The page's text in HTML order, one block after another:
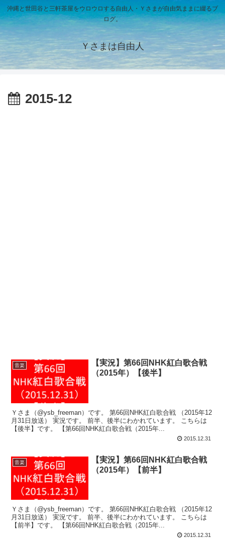
沖縄と世田谷と三軒茶屋をウロウロする自由人・Ｙさまが自由気ままに綴るブ
ログ。
Ｙさまは自由人
2015-12
音楽
【実況】第66回NHK紅白歌合戦
（2015年）【後半】
Ｙさま（@ysb_freeman）です。 第66回NHK紅白歌合戦 （2015年12
月31日放送） 実況です。 前半、後半にわかれています。 こちらは
【後半】です。 【第66回NHK紅白歌合戦（2015年...
2015.12.31
音楽
【実況】第66回NHK紅白歌合戦
（2015年）【前半】
Ｙさま（@ysb_freeman）です。 第66回NHK紅白歌合戦 （2015年12
月31日放送） 実況です。 前半、後半にわかれています。 こちらは
【前半】です。 【第66回NHK紅白歌合戦（2015年...
2015.12.31